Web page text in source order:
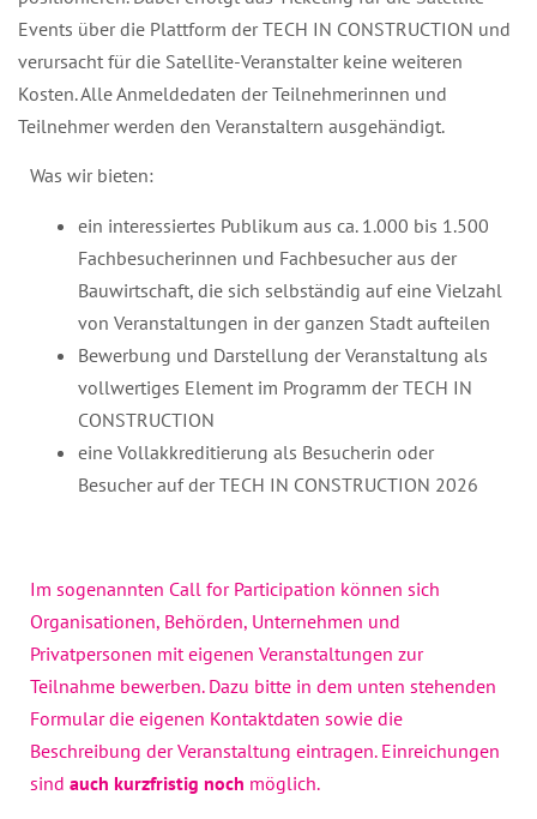
Events über die Plattform der TECH IN CONSTRUCTION und
verursacht für die Satellite-Veranstalter keine weiteren
Kosten. Alle Anmeldedaten der Teilnehmerinnen und
Teilnehmer werden den Veranstaltern ausgehändigt.
Was wir bieten:
ein interessiertes Publikum aus ca. 1.000 bis 1.500
Fachbesucherinnen und Fachbesucher aus der
Bauwirtschaft, die sich selbständig auf eine Vielzahl
von Veranstaltungen in der ganzen Stadt aufteilen
Bewerbung und Darstellung der Veranstaltung als
vollwertiges Element im Programm der TECH IN
CONSTRUCTION
eine Vollakkreditierung als Besucherin oder
Besucher auf der TECH IN CONSTRUCTION 2026
Im sogenannten Call for Participation können sich
Organisationen, Behörden, Unternehmen und
Privatpersonen mit eigenen Veranstaltungen zur
Teilnahme bewerben. Dazu bitte in dem unten stehenden
Formular die eigenen Kontaktdaten sowie die
Beschreibung der Veranstaltung eintragen. Einreichungen
sind auch kurzfristig noch möglich.